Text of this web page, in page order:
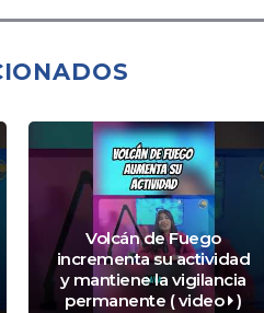
Volcán de Fuego
incrementa su actividad
y mantiene la vigilancia
permanente ( video )